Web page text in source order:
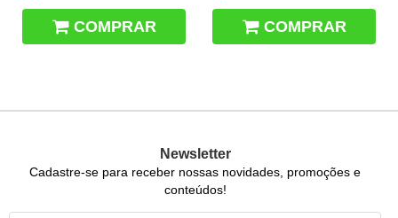
COMPRAR COMPRAR
Newsletter
Cadastre-se para receber nossas novidades, promoções e
conteúdos!